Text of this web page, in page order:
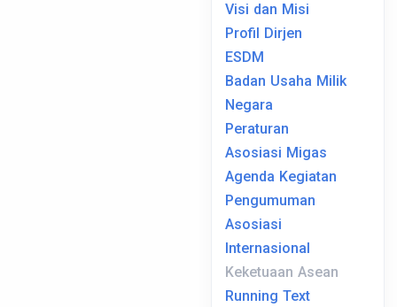
Visi dan Misi
Profil Dirjen
ESDM
Badan Usaha Milik
Negara
Peraturan
Asosiasi Migas
Agenda Kegiatan
Pengumuman
Asosiasi
Internasional
Keketuaan Asean
Running Text